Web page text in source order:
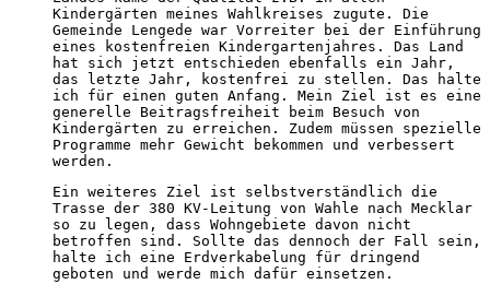
Kindergärten meines Wahlkreises zugute. Die
Gemeinde Lengede war Vorreiter bei der Einführung
eines kostenfreien Kindergartenjahres. Das Land
hat sich jetzt entschieden ebenfalls ein Jahr,
das letzte Jahr, kostenfrei zu stellen. Das halte
ich für einen guten Anfang. Mein Ziel ist es eine
generelle Beitragsfreiheit beim Besuch von
Kindergärten zu erreichen. Zudem müssen spezielle
Programme mehr Gewicht bekommen und verbessert
werden.
Ein weiteres Ziel ist selbstverständlich die
Trasse der 380 KV-Leitung von Wahle nach Mecklar
so zu legen, dass Wohngebiete davon nicht
betroffen sind. Sollte das dennoch der Fall sein,
halte ich eine Erdverkabelung für dringend
geboten und werde mich dafür einsetzen.